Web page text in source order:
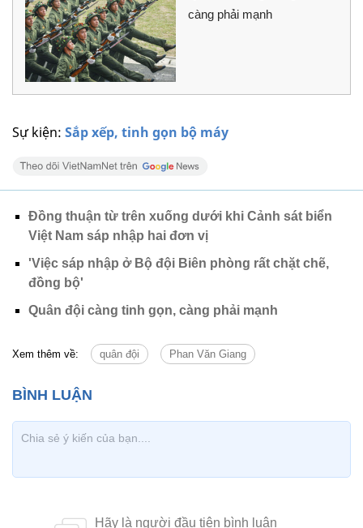
Sự kiện: Sắp xếp, tinh gọn bộ máy
càng phải mạnh
Đồng thuận từ trên xuống dưới khi Cảnh sát biển
Việt Nam sáp nhập hai đơn vị
'Việc sáp nhập ở Bộ đội Biên phòng rất chặt chẽ,
đồng bộ'
Quân đội càng tinh gọn, càng phải mạnh
Xem thêm về: quân đội Phan Văn Giang